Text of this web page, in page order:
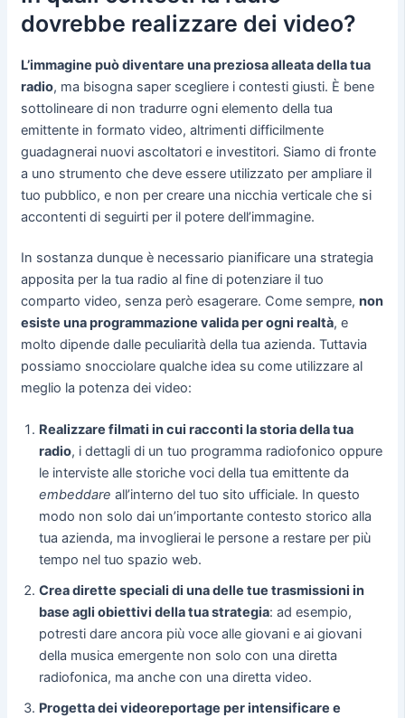
dovrebbe realizzare dei video?
L’immagine può diventare una preziosa alleata della tua
radio, ma bisogna saper scegliere i contesti giusti. È bene
sottolineare di non tradurre ogni elemento della tua
emittente in formato video, altrimenti difficilmente
guadagnerai nuovi ascoltatori e investitori. Siamo di fronte
a uno strumento che deve essere utilizzato per ampliare il
tuo pubblico, e non per creare una nicchia verticale che si
accontenti di seguirti per il potere dell’immagine.
In sostanza dunque è necessario pianificare una strategia
apposita per la tua radio al fine di potenziare il tuo
comparto video, senza però esagerare. Come sempre, non
esiste una programmazione valida per ogni realtà, e
molto dipende dalle peculiarità della tua azienda. Tuttavia
possiamo snocciolare qualche idea su come utilizzare al
meglio la potenza dei video:
Realizzare filmati in cui racconti la storia della tua
radio, i dettagli di un tuo programma radiofonico oppure
le interviste alle storiche voci della tua emittente da
embeddare all’interno del tuo sito ufficiale. In questo
modo non solo dai un’importante contesto storico alla
tua azienda, ma invoglierai le persone a restare per più
tempo nel tuo spazio web.
Crea dirette speciali di una delle tue trasmissioni in
base agli obiettivi della tua strategia: ad esempio,
potresti dare ancora più voce alle giovani e ai giovani
della musica emergente non solo con una diretta
radiofonica, ma anche con una diretta video.
Progetta dei videoreportage per intensificare e